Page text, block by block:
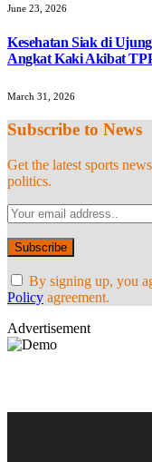
June 23, 2026
Kesehatan Siak di
Angkat Kaki Akibat
March 31, 2026
Subscribe to News
Get the latest sports
politics.
By signing up, you
Policy agreement.
Advertisement